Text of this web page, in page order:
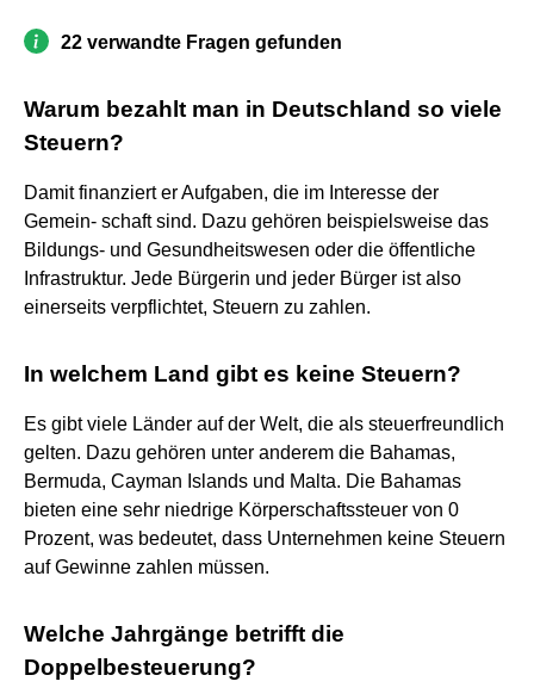
22 verwandte Fragen gefunden
Warum bezahlt man in Deutschland so viele
Steuern?
Damit finanziert er Aufgaben, die im Interesse der
Gemein- schaft sind. Dazu gehören beispielsweise das
Bildungs- und Gesundheitswesen oder die öffentliche
Infrastruktur. Jede Bürgerin und jeder Bürger ist also
einerseits verpflichtet, Steuern zu zahlen.
In welchem Land gibt es keine Steuern?
Es gibt viele Länder auf der Welt, die als steuerfreundlich
gelten. Dazu gehören unter anderem die Bahamas,
Bermuda, Cayman Islands und Malta. Die Bahamas
bieten eine sehr niedrige Körperschaftssteuer von 0
Prozent, was bedeutet, dass Unternehmen keine Steuern
auf Gewinne zahlen müssen.
Welche Jahrgänge betrifft die
Doppelbesteuerung?